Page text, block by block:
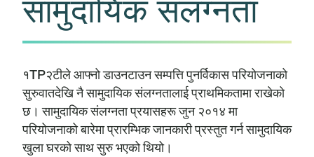
सामुदायिक संलग्नता
१TP२टीले आफ्नो डाउनटाउन सम्पत्ति पुनर्विकास परियोजनाको
सुरुवातदेखि नै सामुदायिक संलग्नतालाई प्राथमिकतामा राखेको
छ। सामुदायिक संलग्नता प्रयासहरू जुन २०१४ मा
परियोजनाको बारेमा प्रारम्भिक जानकारी प्रस्तुत गर्न सामुदायिक
खुला घरको साथ सुरु भएको थियो।